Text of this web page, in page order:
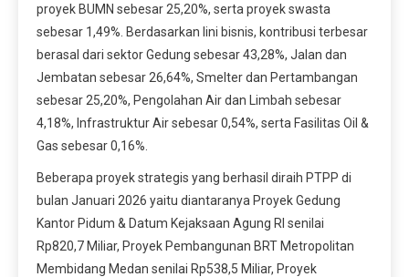
proyek BUMN sebesar 25,20%, serta proyek swasta
sebesar 1,49%. Berdasarkan lini bisnis, kontribusi terbesar
berasal dari sektor Gedung sebesar 43,28%, Jalan dan
Jembatan sebesar 26,64%, Smelter dan Pertambangan
sebesar 25,20%, Pengolahan Air dan Limbah sebesar
4,18%, Infrastruktur Air sebesar 0,54%, serta Fasilitas Oil &
Gas sebesar 0,16%.
Beberapa proyek strategis yang berhasil diraih PTPP di
bulan Januari 2026 yaitu diantaranya Proyek Gedung
Kantor Pidum & Datum Kejaksaan Agung RI senilai
Rp820,7 Miliar, Proyek Pembangunan BRT Metropolitan
Membidang Medan senilai Rp538,5 Miliar, Proyek